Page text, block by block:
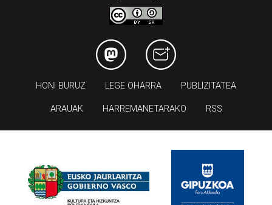
HONI BURUZ LEGE OHARRA PUBLIZITATEA
ARAUAK HARREMANETARAKO RSS